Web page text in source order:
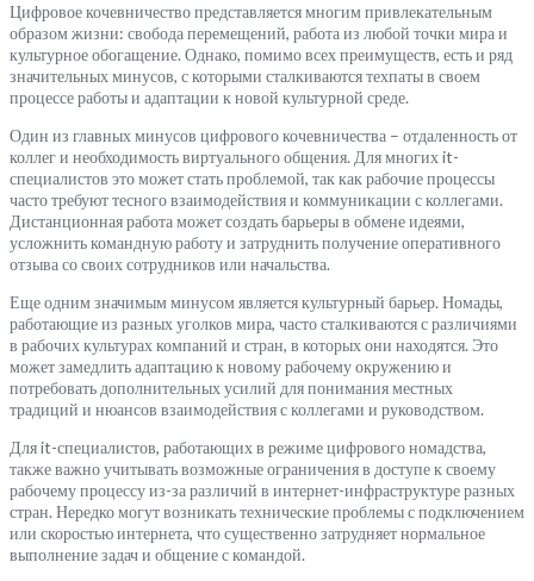
Цифровое кочевничество представляется многим привлекательным
образом жизни: свобода перемещений, работа из любой точки мира и
культурное обогащение. Однако, помимо всех преимуществ, есть и ряд
значительных минусов, с которыми сталкиваются техпаты в своем
процессе работы и адаптации к новой культурной среде.
Один из главных минусов цифрового кочевничества – отдаленность от
коллег и необходимость виртуального общения. Для многих it-
специалистов это может стать проблемой, так как рабочие процессы
часто требуют тесного взаимодействия и коммуникации с коллегами.
Дистанционная работа может создать барьеры в обмене идеями,
усложнить командную работу и затруднить получение оперативного
отзыва со своих сотрудников или начальства.
Еще одним значимым минусом является культурный барьер. Номады,
работающие из разных уголков мира, часто сталкиваются с различиями
в рабочих культурах компаний и стран, в которых они находятся. Это
может замедлить адаптацию к новому рабочему окружению и
потребовать дополнительных усилий для понимания местных
традиций и нюансов взаимодействия с коллегами и руководством.
Для it-специалистов, работающих в режиме цифрового номадства,
также важно учитывать возможные ограничения в доступе к своему
рабочему процессу из-за различий в интернет-инфраструктуре разных
стран. Нередко могут возникать технические проблемы с подключением
или скоростью интернета, что существенно затрудняет нормальное
выполнение задач и общение с командой.